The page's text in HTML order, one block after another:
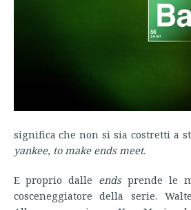
significa che non si sia costretti a
yankee, to make ends meet.
E proprio dalle ends prende le
cosceneggiatore della serie.